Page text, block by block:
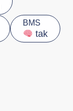
BMS
tak